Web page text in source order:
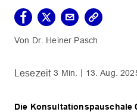
Dr. Heiner Pasch
3 Min. 13. Aug.
Die Konsultationspauschale